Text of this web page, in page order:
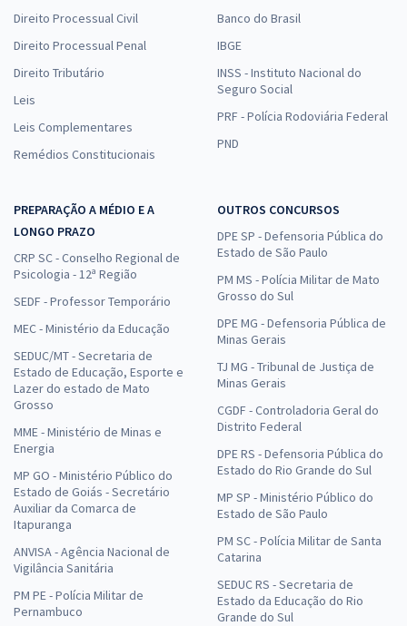
Direito Processual Civil
Direito Processual Penal
Direito Tributário
Leis
Leis Complementares
Remédios Constitucionais
Banco do Brasil
IBGE
INSS - Instituto Nacional do
Seguro Social
PRF - Polícia Rodoviária Federal
PND
PREPARAÇÃO A MÉDIO E A
LONGO PRAZO
CRP SC - Conselho Regional de
Psicologia - 12ª Região
SEDF - Professor Temporário
MEC - Ministério da Educação
SEDUC/MT - Secretaria de
Estado de Educação, Esporte e
Lazer do estado de Mato
Grosso
MME - Ministério de Minas e
Energia
MP GO - Ministério Público do
Estado de Goiás - Secretário
Auxiliar da Comarca de
Itapuranga
ANVISA - Agência Nacional de
Vigilância Sanitária
PM PE - Polícia Militar de
Pernambuco
OUTROS CONCURSOS
DPE SP - Defensoria Pública do
Estado de São Paulo
PM MS - Polícia Militar de Mato
Grosso do Sul
DPE MG - Defensoria Pública de
Minas Gerais
TJ MG - Tribunal de Justiça de
Minas Gerais
CGDF - Controladoria Geral do
Distrito Federal
DPE RS - Defensoria Pública do
Estado do Rio Grande do Sul
MP SP - Ministério Público do
Estado de São Paulo
PM SC - Polícia Militar de Santa
Catarina
SEDUC RS - Secretaria de
Estado da Educação do Rio
Grande do Sul